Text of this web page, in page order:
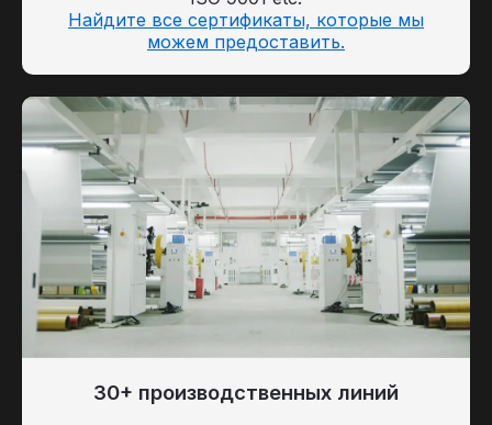
Найдите все сертификаты, которые мы
можем предоставить.
30+ производственных линий